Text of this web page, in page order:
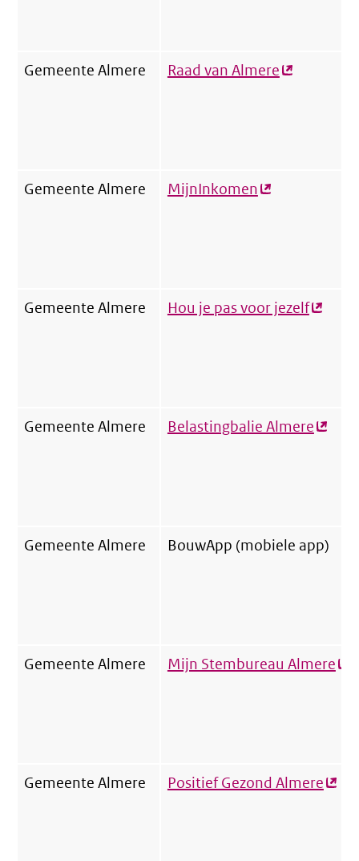
Gemeente Almere Raad van Almere(externe
Gemeente Almere MijnInkomen(externe
Gemeente Almere Hou je pas voor jezelf
Gemeente Almere Belastingbalie Almere
Gemeente Almere BouwApp (mobiele app)
Gemeente Almere Mijn Stembureau Almere
Gemeente Almere Positief Gezond Almere